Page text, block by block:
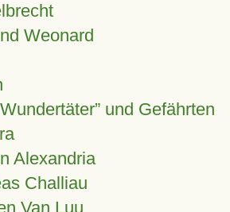
Weonard
und Gefährten
Alexandria
Challiau
Van Luu